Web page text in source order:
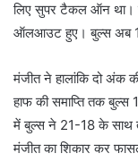
लिए सुपर टैकल ऑन था।
ऑलआउट हुए। बुल्स अब
मंजीत ने हालांकि दो अंक
हाफ की समाप्ति तक
में बुल्स ने 21-18 के साथ
मंजीत का शिकार कर